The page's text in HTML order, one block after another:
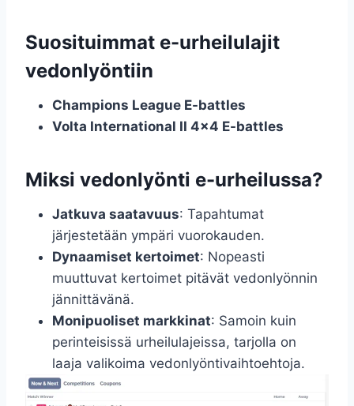
Suosituimmat e-urheilulajit
vedonlyöntiin
Champions League E-battles
Volta International II 4×4 E-battles
Miksi vedonlyönti e-urheilussa?
Jatkuva saatavuus: Tapahtumat
järjestetään ympäri vuorokauden.
Dynaamiset kertoimet: Nopeasti
muuttuvat kertoimet pitävät vedonlyönnin
jännittävänä.
Monipuoliset markkinat: Samoin kuin
perinteisissä urheilulajeissa, tarjolla on
laaja valikoima vedonlyöntivaihtoehtoja.